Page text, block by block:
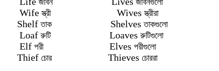
জীবন জীবনগুলো
Wifeস্ত্রী Wivesস্ত্রীরা
Shelfতাক Shelvesতাকগুলো
Loafরুটি Loavesরুটিগুলো
Elf পরীElves পরীগুলো
Thief চোর Thieves চোররা